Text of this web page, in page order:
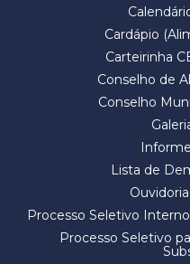
Cardápio
Carteirinha
Conselho de
Conselho
Lista de
Processo Seletivo
Processo Seletivo